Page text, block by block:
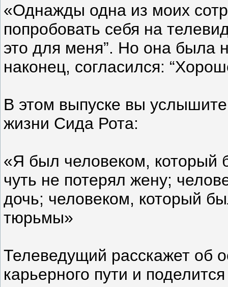
«Однажды одна из моих
попробовать себя на
это для меня”. Но она была
наконец, согласился:
В этом выпуске вы
жизни Сида Рота:
«Я был человеком, который
чуть не потерял жену;
дочь; человеком, который
тюрьмы»
Телеведущий расскажет об
карьерного пути и